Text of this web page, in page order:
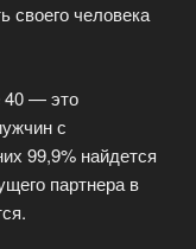
своего человека
40 — это
с
99,9% найдется
партнера в